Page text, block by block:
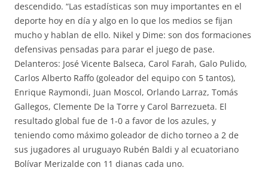
descendido. “Las estadísticas son muy importantes en el
deporte hoy en día y algo en lo que los medios se fijan
mucho y hablan de ello. Nikel y Dime: son dos formaciones
defensivas pensadas para parar el juego de pase.
Delanteros: José Vicente Balseca, Carol Farah, Galo Pulido,
Carlos Alberto Raffo (goleador del equipo con 5 tantos),
Enrique Raymondi, Juan Moscol, Orlando Larraz, Tomás
Gallegos, Clemente De la Torre y Carol Barrezueta. El
resultado global fue de 1-0 a favor de los azules, y
teniendo como máximo goleador de dicho torneo a 2 de
sus jugadores al uruguayo Rubén Baldi y al ecuatoriano
Bolívar Merizalde con 11 dianas cada uno.